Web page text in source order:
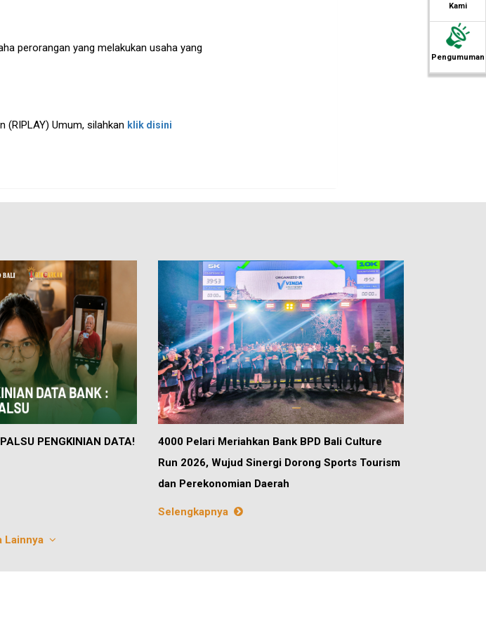
Kami
Pengumuman
perorangan yang melakukan usaha yang
Umum, silahkan klik disini
PENGKINIAN DATA!
4000 Pelari Meriahkan Bank BPD Bali Culture
Run 2026, Wujud Sinergi Dorong Sports Tourism
dan Perekonomian Daerah
Selengkapnya
Lainnya